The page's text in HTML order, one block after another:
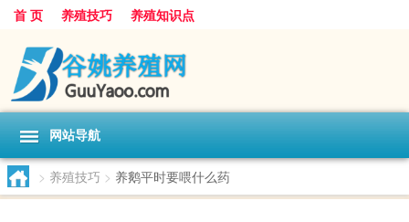
首 页 养殖技巧 养殖知识点
网站导航
> 养殖技巧 > 养鹅平时要喂什么药